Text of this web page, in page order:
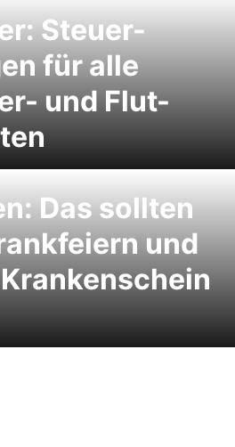
Steuer-
für alle
und Flut-
Das sollten
und